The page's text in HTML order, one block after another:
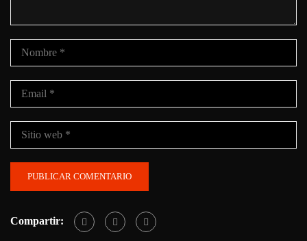
Compartir: